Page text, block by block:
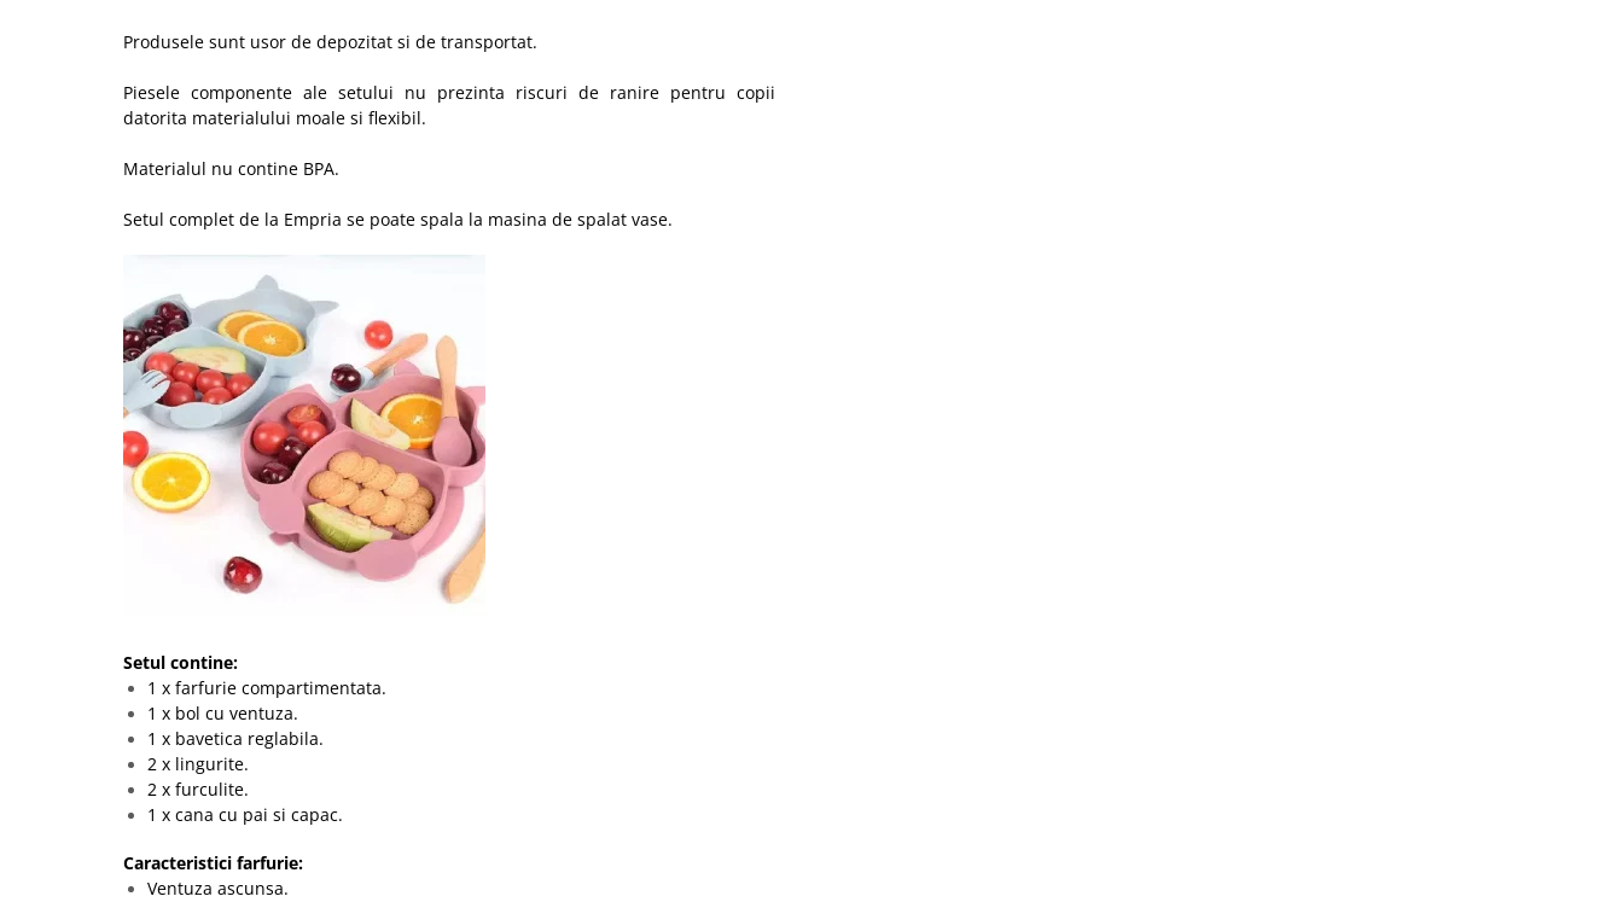
Produsele sunt usor de depozitat si de transportat.
Piesele componente ale setului nu prezinta riscuri de ranire pentru copii
datorita materialului moale si flexibil.
Materialul nu contine BPA.
Setul complet de la Empria se poate spala la masina de spalat vase.
Setul contine:
1 x farfurie compartimentata.
1 x bol cu ventuza.
1 x bavetica reglabila.
2 x lingurite.
2 x furculite.
1 x cana cu pai si capac.
Caracteristici farfurie:
Ventuza ascunsa.